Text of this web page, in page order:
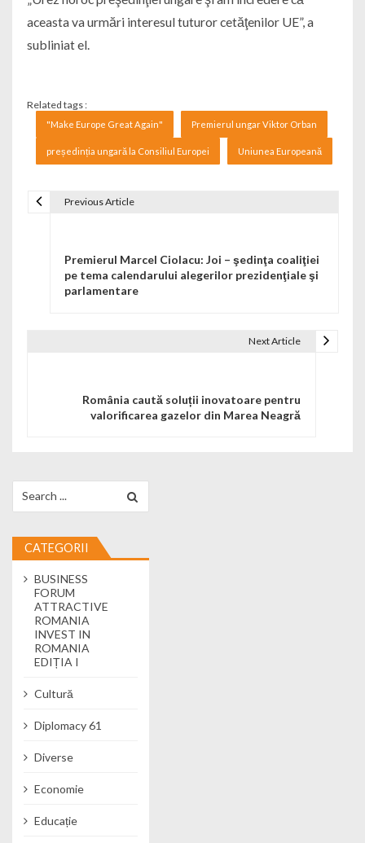
aceasta va urmări interesul tuturor cetăţenilor UE”, a
subliniat el.
Related tags :
"Make Europe Great Again" Premierul ungar Viktor Orban
președinția ungară la Consiliul Europei Uniunea Europeană
Previous Article
Premierul Marcel Ciolacu: Joi – şedinţa coaliţiei
pe tema calendarului alegerilor prezidenţiale şi
parlamentare
Next Article
România caută soluții inovatoare pentru
valorificarea gazelor din Marea Neagră
CATEGORII
BUSINESS
FORUM
ATTRACTIVE
ROMANIA
INVEST IN
ROMANIA
EDIȚIA I
Cultură
Diplomacy 61
Diverse
Economie
Educație